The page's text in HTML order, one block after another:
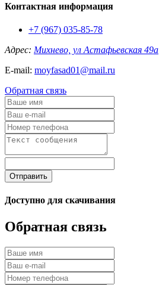
Контактная информация
+7 (967) 035-85-78
Адрес: Михнево, ул Астафьевская 49а
E-mail: moyfasad01@mail.ru
Обратная связь
Отправить
Доступно для скачивания
Обратная связь